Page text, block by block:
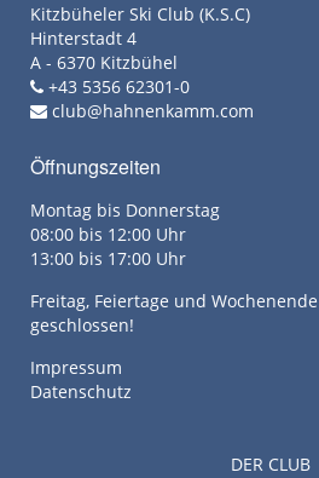
Kitzbüheler Ski Club (K.S.C)
Hinterstadt 4
A - 6370 Kitzbühel
+43 5356 62301-0
club@hahnenkamm.com
Öffnungszeiten
Montag bis Donnerstag
08:00 bis 12:00 Uhr
13:00 bis 17:00 Uhr
Freitag, Feiertage und
geschlossen!
Impressum
Datenschutz
DER CLUB